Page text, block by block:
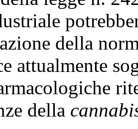
della
attualmente
della